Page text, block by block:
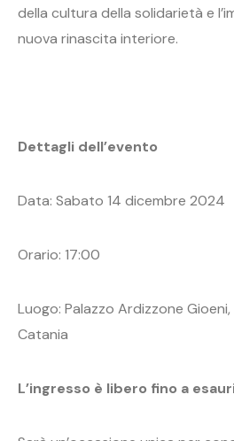
della cultura della solidarietà e
nuova rinascita interiore.
Dettagli dell’evento
Data: Sabato 14 dicembre 2024
Orario: 17:00
Luogo: Palazzo Ardizzone
Catania
L’ingresso è libero fino a